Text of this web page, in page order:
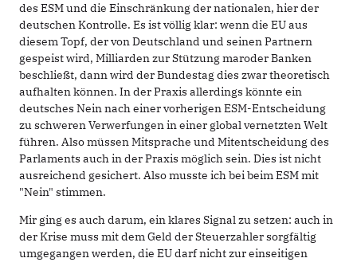
des ESM und die Einschränkung der nationalen, hier der
deutschen Kontrolle. Es ist völlig klar: wenn die EU aus
diesem Topf, der von Deutschland und seinen Partnern
gespeist wird, Milliarden zur Stützung maroder Banken
beschließt, dann wird der Bundestag dies zwar theoretisch
aufhalten können. In der Praxis allerdings könnte ein
deutsches Nein nach einer vorherigen ESM-Entscheidung
zu schweren Verwerfungen in einer global vernetzten Welt
führen. Also müssen Mitsprache und Mitentscheidung des
Parlaments auch in der Praxis möglich sein. Dies ist nicht
ausreichend gesichert. Also musste ich bei beim ESM mit
"Nein" stimmen.
Mir ging es auch darum, ein klares Signal zu setzen: auch in
der Krise muss mit dem Geld der Steuerzahler sorgfältig
umgegangen werden, die EU darf nicht zur einseitigen